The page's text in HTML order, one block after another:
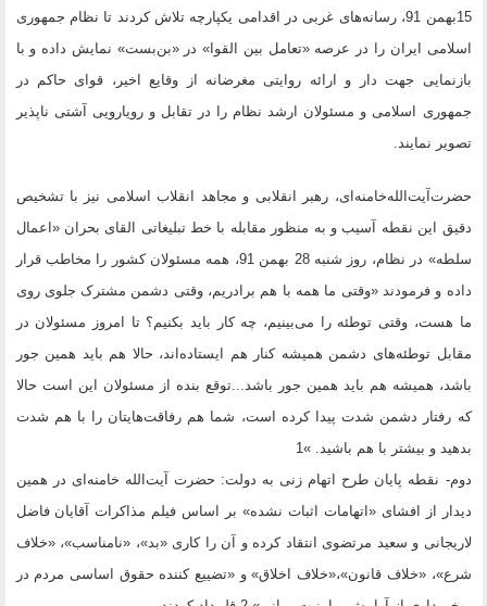
15بهمن 91، رسانه‌های غربی در اقدامی یکپارچه تلاش کردند تا نظام جمهوری
اسلامی ایران را در عرصه «تعامل بین القوا» در «بن‌بست» نمایش داده و با
بازنمایی جهت دار و ارائه روایتی مغرضانه از وقایع اخیر، قوای حاکم در
جمهوری اسلامی و مسئولان ارشد نظام را در تقابل و رویارویی آشتی ناپذیر
تصویر نمایند.
حضرت‌آیت‌الله‌خامنه‌ای، رهبر انقلابی و مجاهد انقلاب اسلامی نیز با تشخیص
دقیق این نقطه آسیب و به منظور مقابله با خط تبلیغاتی القای بحران «اعمال
سلطه» در نظام، روز شنبه 28 بهمن 91، همه مسئولان کشور را مخاطب قرار
داده و فرمودند «وقتی ما همه با هم برادریم، وقتی دشمن مشترک جلوی روی
ما هست، وقتی توطئه را می‌بینیم، چه کار باید بکنیم؟ تا امروز مسئولان در
مقابل توطئه‌های دشمن همیشه کنار هم ایستاده‌اند، حالا هم باید همین جور
باشد، همیشه هم باید همین جور باشد...توقع بنده از مسئولان این است حالا
که رفتار دشمن شدت پیدا کرده است، شما هم رفاقت‌هایتان را با هم شدت
بدهید و بیشتر با هم باشید. »1
دوم- نقطه پایان طرح اتهام زنی به دولت: حضرت آیت‌الله خامنه‌ای در همین
دیدار از افشای «اتهامات اثبات نشده» بر اساس فیلم مذاکرات آقایان فاضل
لاریجانی و سعید مرتضوی انتقاد کرده و آن را کاری «بد»، «نامناسب»، «خلاف
شرع»، «خلاف قانون»،«خلاف اخلاق» و «تضییع کننده حقوق اساسی مردم در